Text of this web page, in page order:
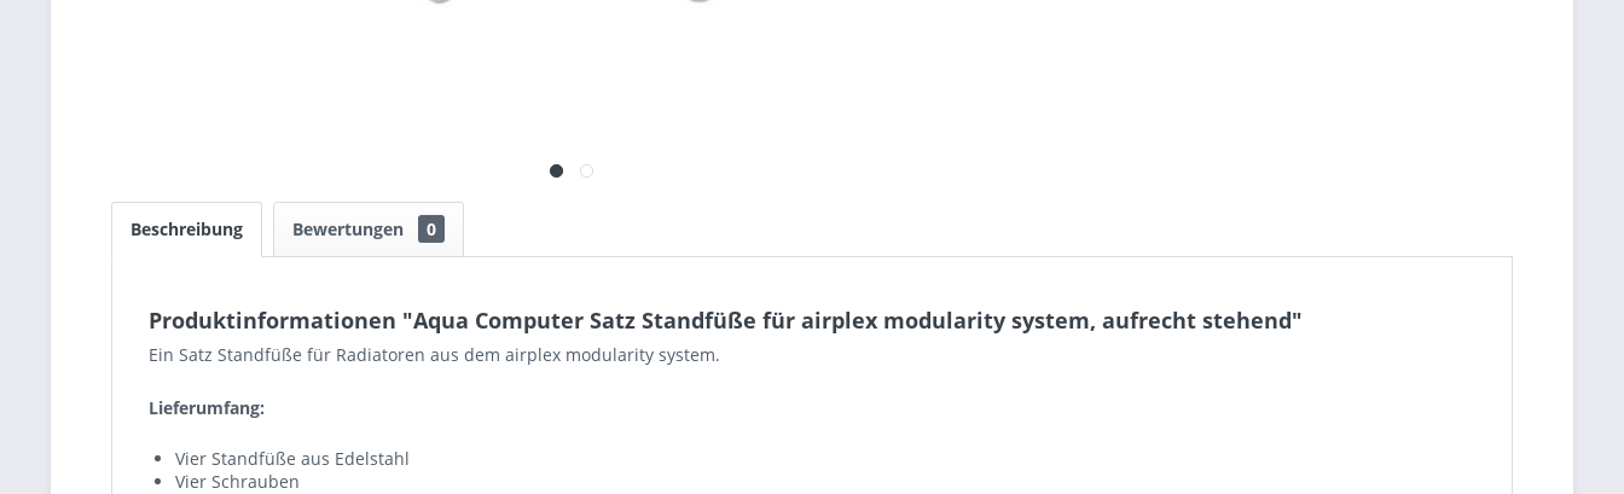
Beschreibung Bewertungen 0
Produktinformationen "Aqua Computer Satz Standfüße für airplex modularity system, aufrecht stehend"
Ein Satz Standfüße für Radiatoren aus dem airplex modularity system.
Lieferumfang:
Vier Standfüße aus Edelstahl
Vier Schrauben